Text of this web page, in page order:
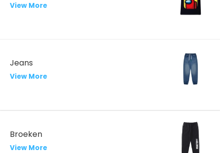
View More
Jeans
View More
Broeken
View More